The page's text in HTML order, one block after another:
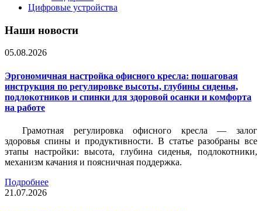
Цифровые устройства
Наши новости
05.08.2026
Эргономичная настройка офисного кресла: пошаговая
инструкция по регулировке высоты, глубины сиденья,
подлокотников и спинки для здоровой осанки и комфорта
на работе
Грамотная регулировка офисного кресла — залог
здоровья спины и продуктивности. В статье разобраны все
этапы настройки: высота, глубина сиденья, подлокотники,
механизм качания и поясничная поддержка.
Подробнее
21.07.2026